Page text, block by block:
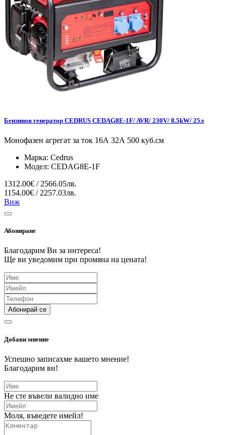
Бензинов генератор CEDRUS CEDAG8E-1F/ AVR/ 230V/ 8.5kW/ 25л
Монофазен агрегат за ток 16А 32А 500 куб.см
Марка: Cedrus
Модел: CEDAG8E-1F
1312.00€ / 2566.05лв.
1154.00€ / 2257.03лв.
Виж
Абониране
Благодарим Ви за интереса!
Ще ви уведомим при промяна на цената!
Абонирай се
Добави мнение
Успешно записахме вашето мнение!
Благодарим ви!
Не сте въвели валидно име
Моля, въведете имейл!